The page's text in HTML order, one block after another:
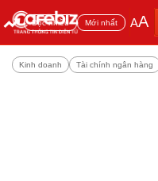
Đọc nhiều Mới nhất AA
Kinh doanh Tài chính ngân hàng